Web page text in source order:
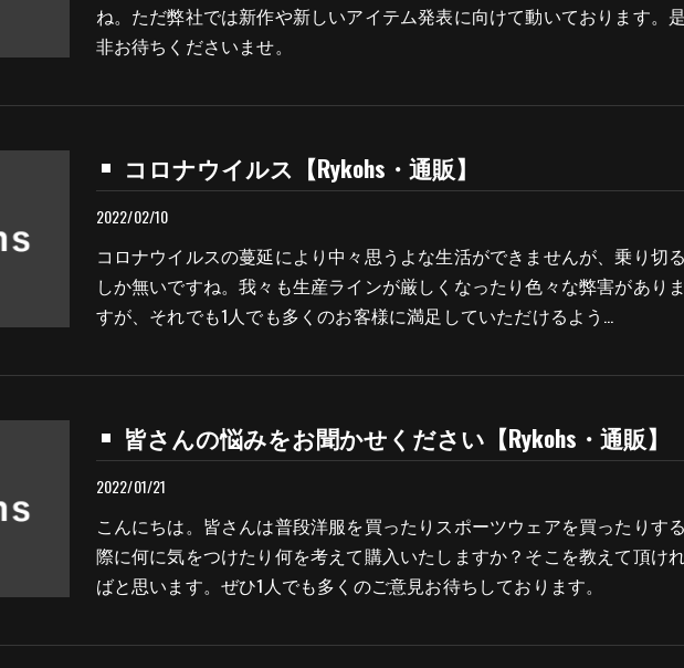
ね。ただ弊社では新作や新しいアイテム発表に向けて動いております。
非お待ちくださいませ。
コロナウイルス【Rykohs・通販】
2022/02/10
コロナウイルスの蔓延により中々思うよな生活ができませんが、乗り切
しか無いですね。我々も生産ラインが厳しくなったり色々な弊害があり
すが、それでも1人でも多くのお客様に満足していただけるよう…
皆さんの悩みをお聞かせください【Rykohs・通販】
2022/01/21
こんにちは。皆さんは普段洋服を買ったりスポーツウェアを買ったりす
際に何に気をつけたり何を考えて購入いたしますか？そこを教えて頂け
ばと思います。ぜひ1人でも多くのご意見お待ちしております。